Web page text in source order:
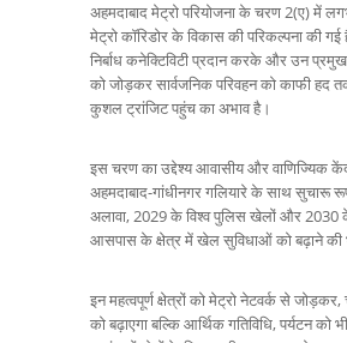
अहमदाबाद मेट्रो परियोजना के चरण 2(ए) में
मेट्रो कॉरिडोर के विकास की परिकल्पना की
निर्बाध कनेक्टिविटी प्रदान करके और उन
को जोड़कर सार्वजनिक परिवहन को काफी हद
कुशल ट्रांजिट पहुंच का अभाव है।
इस चरण का उद्देश्य आवासीय और वाणिज्यिक
अहमदाबाद-गांधीनगर गलियारे के साथ
अलावा, 2029 के विश्व पुलिस खेलों और 2030
आसपास के क्षेत्र में खेल सुविधाओं को बढ़ाने की
इन महत्वपूर्ण क्षेत्रों को मेट्रो नेटवर्क से
को बढ़ाएगा बल्कि आर्थिक गतिविधि, पर्यटन को